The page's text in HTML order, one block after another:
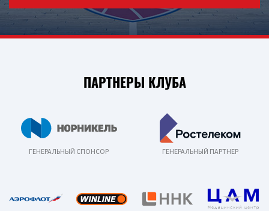
ПАРТНЕРЫ КЛУБА
ГЕНЕРАЛЬНЫЙ СПОНСОР ГЕНЕРАЛЬНЫЙ ПАРТНЕР